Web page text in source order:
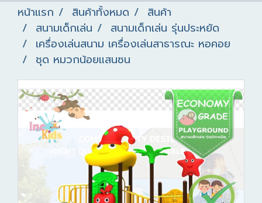
หน้าแรก สินค้าทั้งหมด
สินค้า
สนามเด็กเล่น
สนามเด็กเล่น รุ่นประหยัด
เครื่องเล่นสนาม เครื่องเล่นสาธารณะ หอคอย
ชุด หมวกน้อยแสนซน